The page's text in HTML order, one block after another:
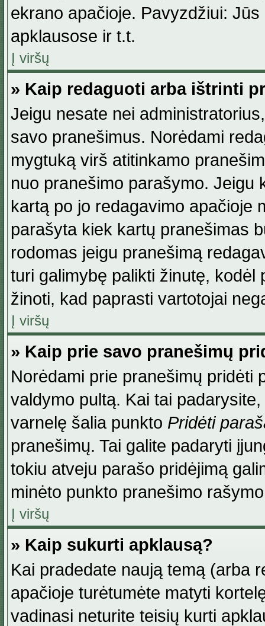
ekrano apačioje. Pavyzdžiui:
apklausose ir t.t.
Į viršų
» Kaip redaguoti arba ištrinti
Jeigu nesate nei
savo pranešimus. Norėdami
mygtuką virš atitinkamo
nuo pranešimo parašymo. Jeigu
kartą po jo redagavimo apačioje
parašyta kiek kartų pranešimas
rodomas jeigu pranešimą
turi galimybę palikti žinutę, kodėl
žinoti, kad paprasti vartotojai
Į viršų
» Kaip prie savo pranešimų
Norėdami prie pranešimų pridėti
valdymo pultą. Kai tai
varnelę šalia punkto Pridėti
pranešimų. Tai galite padaryti
tokiu atveju parašo pridėjimą
minėto punkto pranešimo
Į viršų
» Kaip sukurti apklausą?
Kai pradedate naują temą (arba
apačioje turėtumėte matyti
vadinasi neturite teisių kurti